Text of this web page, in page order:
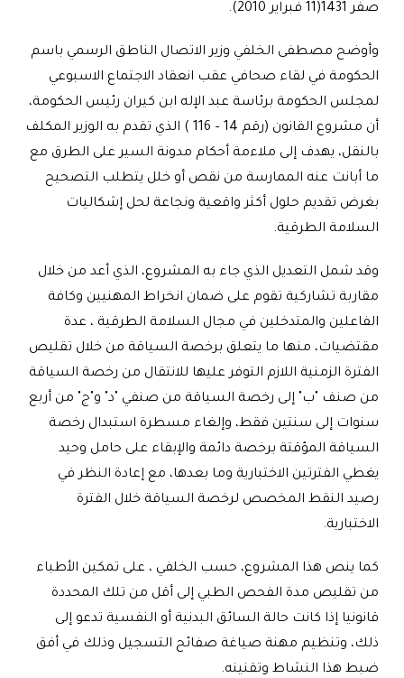
صفر 1431(11 فبراير 2010).
وأوضح مصطفى الخلفي وزير الاتصال الناطق الرسمي باسم
الحكومة في لقاء صحافي عقب انعقاد الاجتماع الاسبوعي
لمجلس الحكومة برئاسة عبد الإله ابن كيران رئيس الحكومة،
أن مشروع القانون (رقم 14 – 116 ) الذي تقدم به الوزير المكلف
بالنقل، يهدف إلى ملاءمة أحكام مدونة السير على الطرق مع
ما أبانت عنه الممارسة من نقص أو خلل يتطلب التصحيح
بغرض تقديم حلول أكثر واقعية ونجاعة لحل إشكاليات
السلامة الطرقية.
وقد شمل التعديل الذي جاء به المشروع، الذي أعد من خلال
مقاربة تشاركية تقوم على ضمان انخراط المهنيين وكافة
الفاعلين والمتدخلين في مجال السلامة الطرقية ، عدة
مقتضيات، منها ما يتعلق برخصة السياقة من خلال تقليص
الفترة الزمنية اللازم التوفر عليها للانتقال من رخصة السياقة
من صنف "ب" إلى رخصة السياقة من صنفي "د" و"ج" من أربع
سنوات إلى سنتين فقط، وإلغاء مسطرة استبدال رخصة
السياقة المؤقتة برخصة دائمة والإبقاء على حامل وحيد
يغطي الفترتين الاختبارية وما بعدها، مع إعادة النظر في
رصيد النقط المخصص لرخصة السياقة خلال الفترة
الاختبارية.
كما ينص هذا المشروع، حسب الخلفي ، على تمكين الأطباء
من تقليص مدة الفحص الطبي إلى أقل من تلك المحددة
قانونيا إذا كانت حالة السائق البدنية أو النفسية تدعو إلى
ذلك، وتنظيم مهنة صياغة صفائح التسجيل وذلك في أفق
ضبط هذا النشاط وتقنينه.